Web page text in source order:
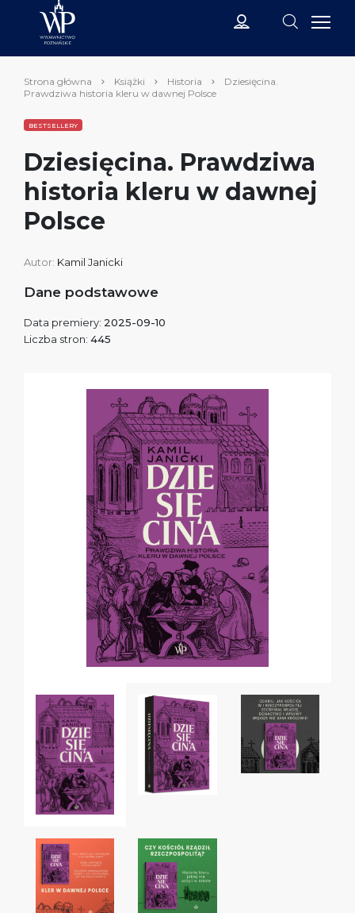
Strona główna Książki Historia
Dziesięcina.
Prawdziwa historia kleru w dawnej Polsce
BESTSELLERY
Dziesięcina. Prawdziwa
historia kleru w dawnej
Polsce
Autor: Kamil Janicki
Dane podstawowe
Data premiery: 2025-09-10
Liczba stron: 445